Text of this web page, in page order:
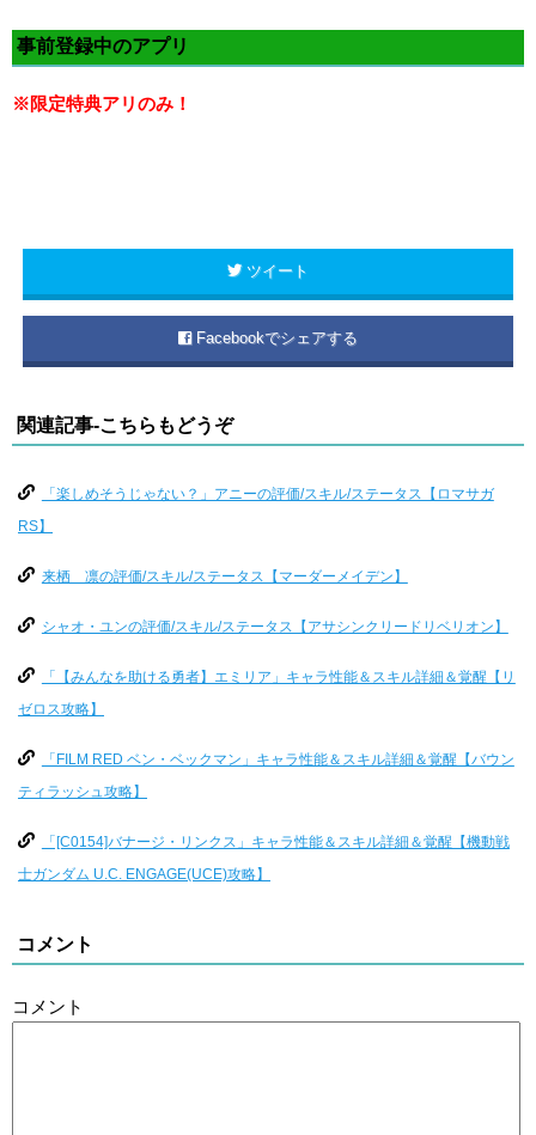
事前登録中のアプリ
※限定特典アリのみ！
ツイート
Facebookでシェアする
関連記事-こちらもどうぞ
「楽しめそうじゃない？」アニーの評価/スキル/ステータス【ロマサガ
RS】
来栖 凛の評価/スキル/ステータス【マーダーメイデン】
シャオ・ユンの評価/スキル/ステータス【アサシンクリードリベリオン】
「【みんなを助ける勇者】エミリア」キャラ性能＆スキル詳細＆覚醒【リ
ゼロス攻略】
「FILM RED ベン・ベックマン」キャラ性能＆スキル詳細＆覚醒【バウン
ティラッシュ攻略】
「[C0154]バナージ・リンクス」キャラ性能＆スキル詳細＆覚醒【機動戦
士ガンダム U.C. ENGAGE(UCE)攻略】
コメント
コメント